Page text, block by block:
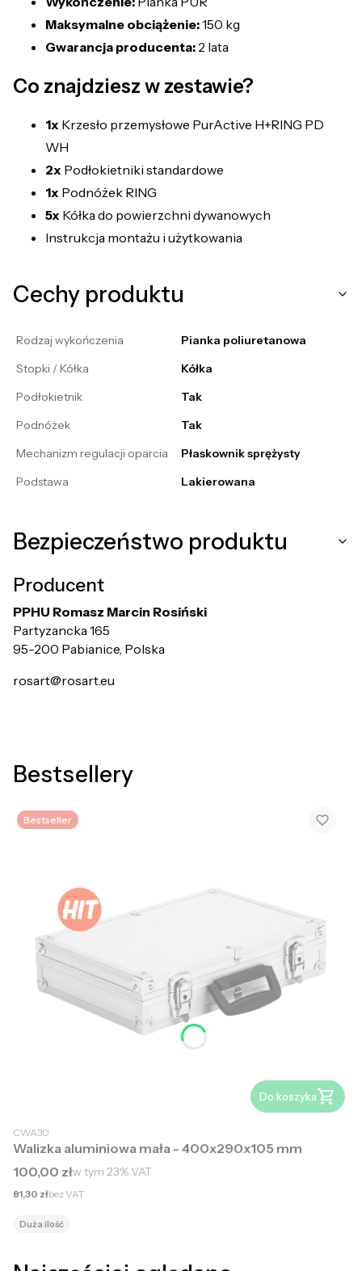
Maksymalne obciążenie:150 kg
Gwarancja producenta: 2 lata
Co znajdziesz w zestawie?
1x Krzesło przemysłowe PurActive H+RING PD
WH
2x Podłokietniki standardowe
1x Podnóżek RING
5x Kółka do powierzchni dywanowych
Instrukcja montażu i użytkowania
Cechy produktu
Rodzaj wykończenia
Pianka poliuretanowa
Stopki / Kółka
Kółka
Podłokietnik
Tak
Podnóżek
Tak
Mechanizm regulacji oparcia
Płaskownik sprężysty
Podstawa
Lakierowana
Bezpieczeństwo produktu
Producent
PPHU Romasz Marcin Rosiński
Partyzancka 165
95-200 Pabianice, Polska
rosart@rosart.eu
Bestsellery
Bestseller
Do koszyka
CWA30
Walizka aluminiowa mała - 400x290x105 mm
Cena brutto
100,00 złw tym 23%VAT
Cena netto
81,30 złbez VAT
Duża ilość